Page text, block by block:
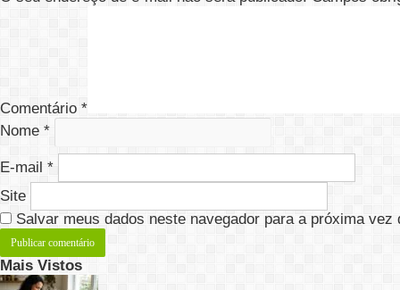
Comentário *
Nome *
E-mail *
Site
Salvar meus dados neste navegador para a próxima vez
Mais Vistos